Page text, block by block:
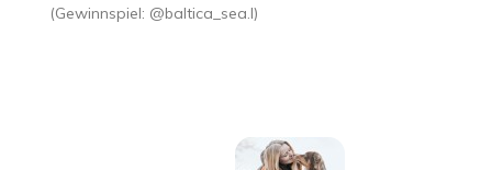
(Gewinnspiel: @baltica_sea.l)